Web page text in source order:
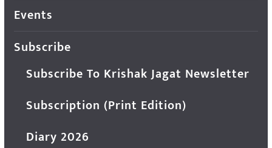
Events
Subscribe
Subscribe To Krishak Jagat Newsletter
Subscription (Print Edition)
Diary 2026